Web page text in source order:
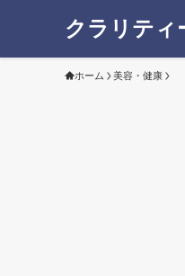
クラリティ
ホーム 美容・健康